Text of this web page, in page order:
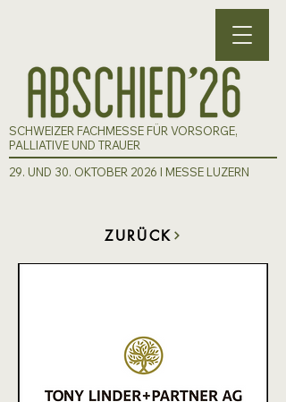
SCHWEIZER FACHMESSE FÜR VORSORGE,
PALLIATIVE UND TRAUER
29. UND 30. OKTOBER 2026 I MESSE LUZERN
ZURÜCK